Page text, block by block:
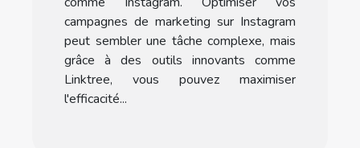
campagnes de marketing sur Instagram
peut sembler une tâche complexe, mais
grâce à des outils innovants comme
Linktree, vous pouvez maximiser
l'efficacité...